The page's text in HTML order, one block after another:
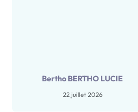
Bertho BERTHO LUCIE
22 juillet 2026